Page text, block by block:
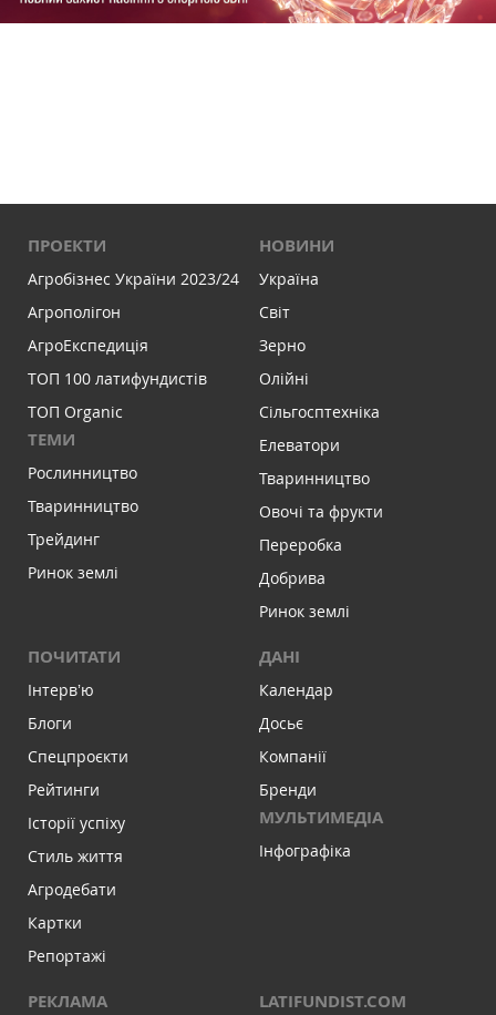
ПРОЕКТИ
Агробізнес України 2023/24
Агрополігон
АгроЕкспедиція
ТОП 100 латифундистів
ТОП Organic
ТЕМИ
Рослинництво
Тваринництво
Трейдинг
Ринок землі
НОВИНИ
Україна
Світ
Зерно
Олійні
Сільгосптехніка
Елеватори
Тваринництво
Овочі та фрукти
Переробка
Добрива
Ринок землі
ПОЧИТАТИ
Інтервʼю
Блоги
Спецпроєкти
Рейтинги
Історії успіху
Стиль життя
Агродебати
Картки
Репортажі
ДАНІ
Календар
Досьє
Компанії
Бренди
МУЛЬТИМЕДІА
Інфографіка
РЕКЛАМА LATIFUNDIST.COM